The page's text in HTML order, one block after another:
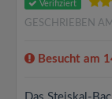
Verifiziert
GESCHRIEBEN
Besucht am